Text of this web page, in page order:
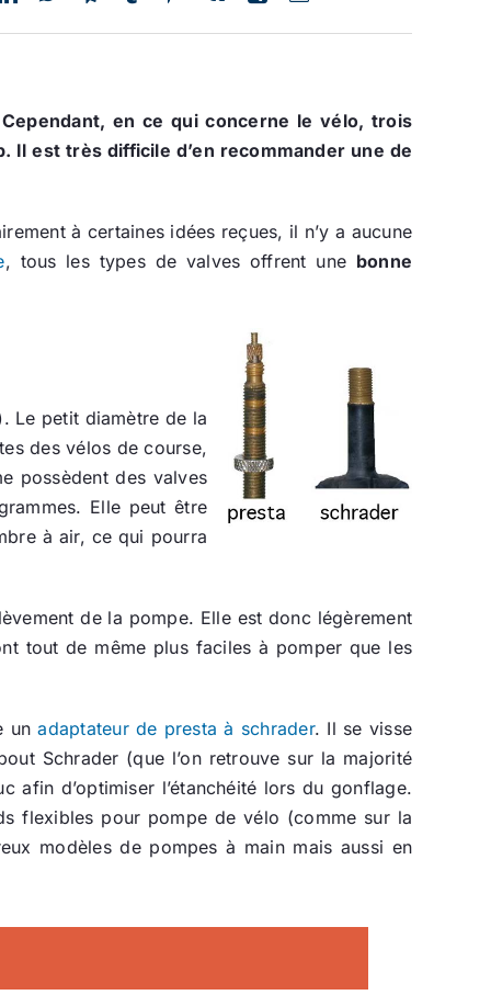
en ce qui concerne le vélo, trois
est très difficile d’en recommander une de
à certaines idées reçues, il n’y a aucune
, tous les types de valves offrent une bonne
Le petit diamètre de la
des vélos de course,
possèdent des valves
Elle peut être
à air, ce qui pourra
de la pompe. Elle est donc légèrement
tout de même plus faciles à pomper que les
unadaptateur de presta à schrader. Il se visse
Schrader (que l’on retrouve sur la majorité
afin d’optimiser l’étanchéité lors du gonflage.
flexibles pour pompe de vélo (comme sur la
modèles de pompes à main mais aussi en